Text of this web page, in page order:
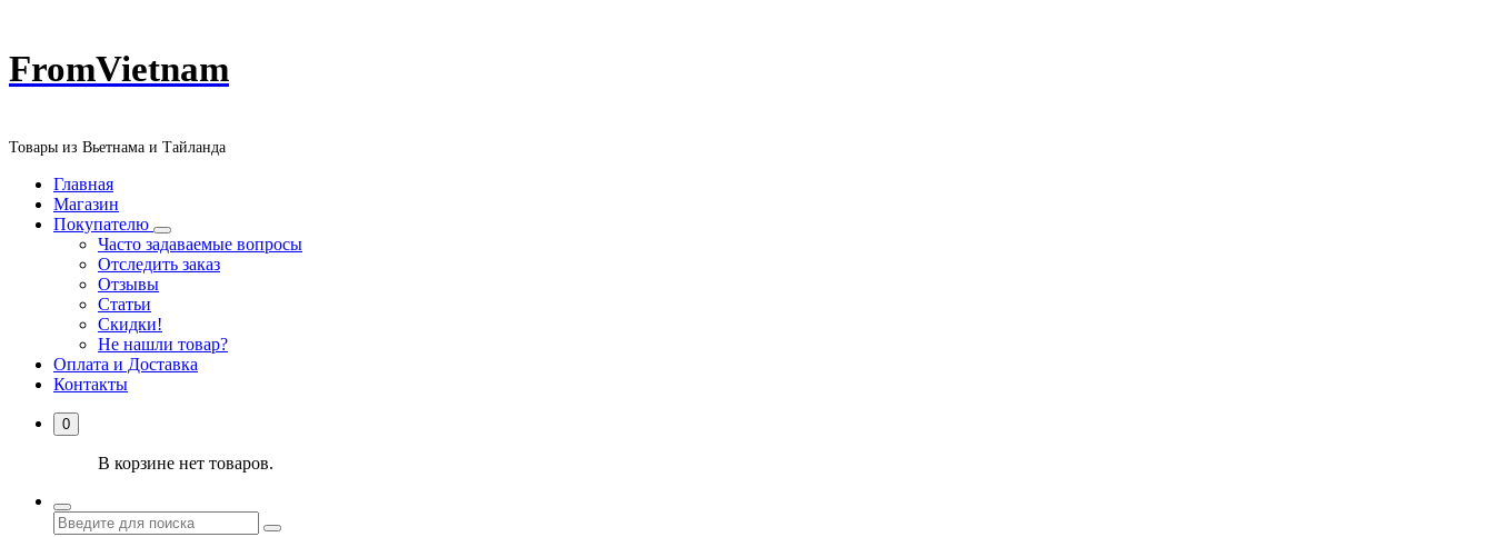
Перейти
к
FromVietnam
Товары из Вьетнама и Тайланда
Главная
Магазин
Покупателю
Часто задаваемые вопросы
Отследить заказ
Отзывы
Статьи
Скидки!
Не нашли товар?
Оплата и Доставка
Контакты
0
В корзине нет товаров.